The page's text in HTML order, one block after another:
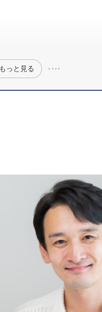
もっと見る